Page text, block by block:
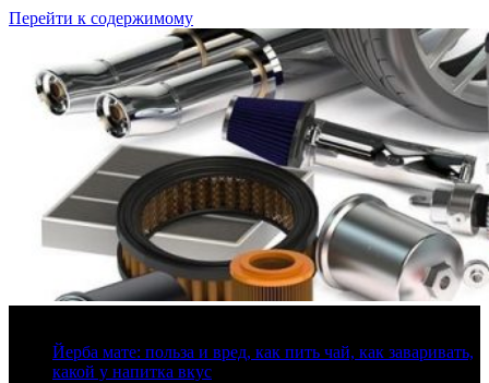
Перейти к содержимому
Йерба мате: польза и вред, как пить чай, как заваривать,
какой у напитка вкус